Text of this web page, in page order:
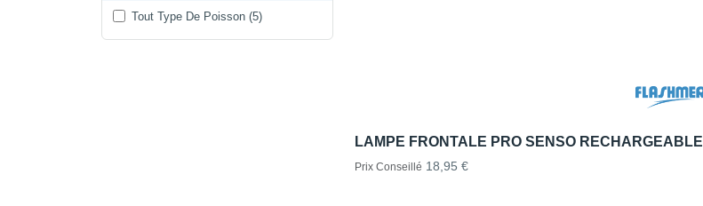
Tout Type De Poisson (5)
LAMPE FRONTALE PRO SENSO RECHARGEABLE
Prix Conseillé 18,95 €